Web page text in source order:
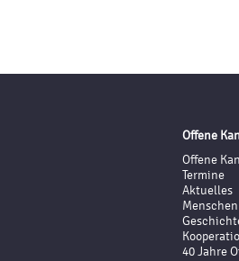
Offene
Offene
Termine
Aktuelles
Menschen
40 Jahre